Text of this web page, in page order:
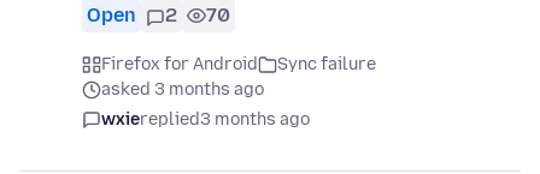
Open 2 70
Firefox for Android
Sync failure
asked 3 months ago
wxiereplied3 months ago